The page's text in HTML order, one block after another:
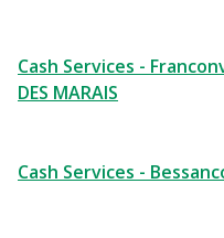
Cash Services -
DES MARAIS
Cash Services -